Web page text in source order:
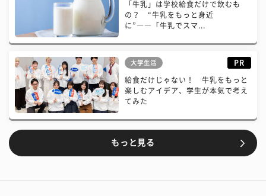
「牛乳」は学校給食だけで飲むも
の？ “牛乳をもっと身近
に”――「牛乳でスマ...
大学生活 PR
給食だけじゃない！ 牛乳をもっと
楽しむアイデア、学生が本気で考え
てみた
もっと見る